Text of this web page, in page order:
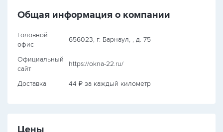
Общая информация о компании
Головной
офис
656023, г. Барнаул, , д. 75
Официальный
сайт
https://okna-22.ru/
Доставка 44 ₽ за каждый километр
Цены